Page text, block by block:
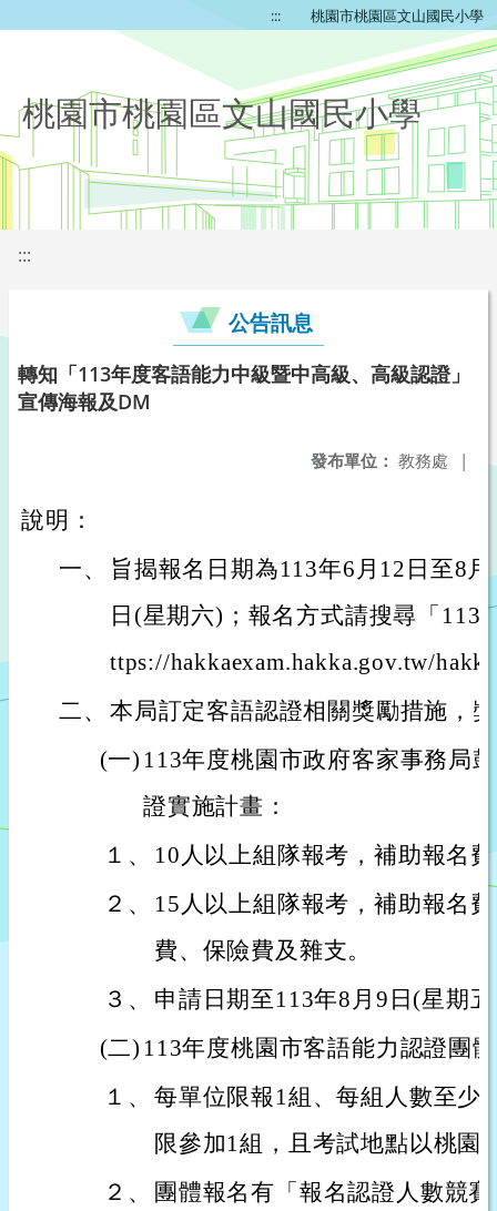
::: 桃園市桃園區文山國民小學
桃園市桃園區文山國民小學
:::
公告訊息
轉知「113年度客語能力中級暨中高級、高級認證」
宣傳海報及DM
發布單位： 教務處 |
說明：
一、
旨揭報名日期為113年6月12日至8
日(星期六)；報名方式請搜尋「113
ttps://hakkaexam.hakka.gov.tw/
二、 本局訂定客語認證相關獎勵措施，
(一) 113年度桃園市政府客家事務局
證實施計畫：
１、
10人以上組隊報考，補助報名
２、
15人以上組隊報考，補助報名
費、保險費及雜支。
３、
申請日期至113年8月9日(星期
(二) 113年度桃園市客語能力認證團
１、 每單位限報1組、每組人數至少
限參加1組，且考試地點以桃園
２、
團體報名有「報名認證人數競